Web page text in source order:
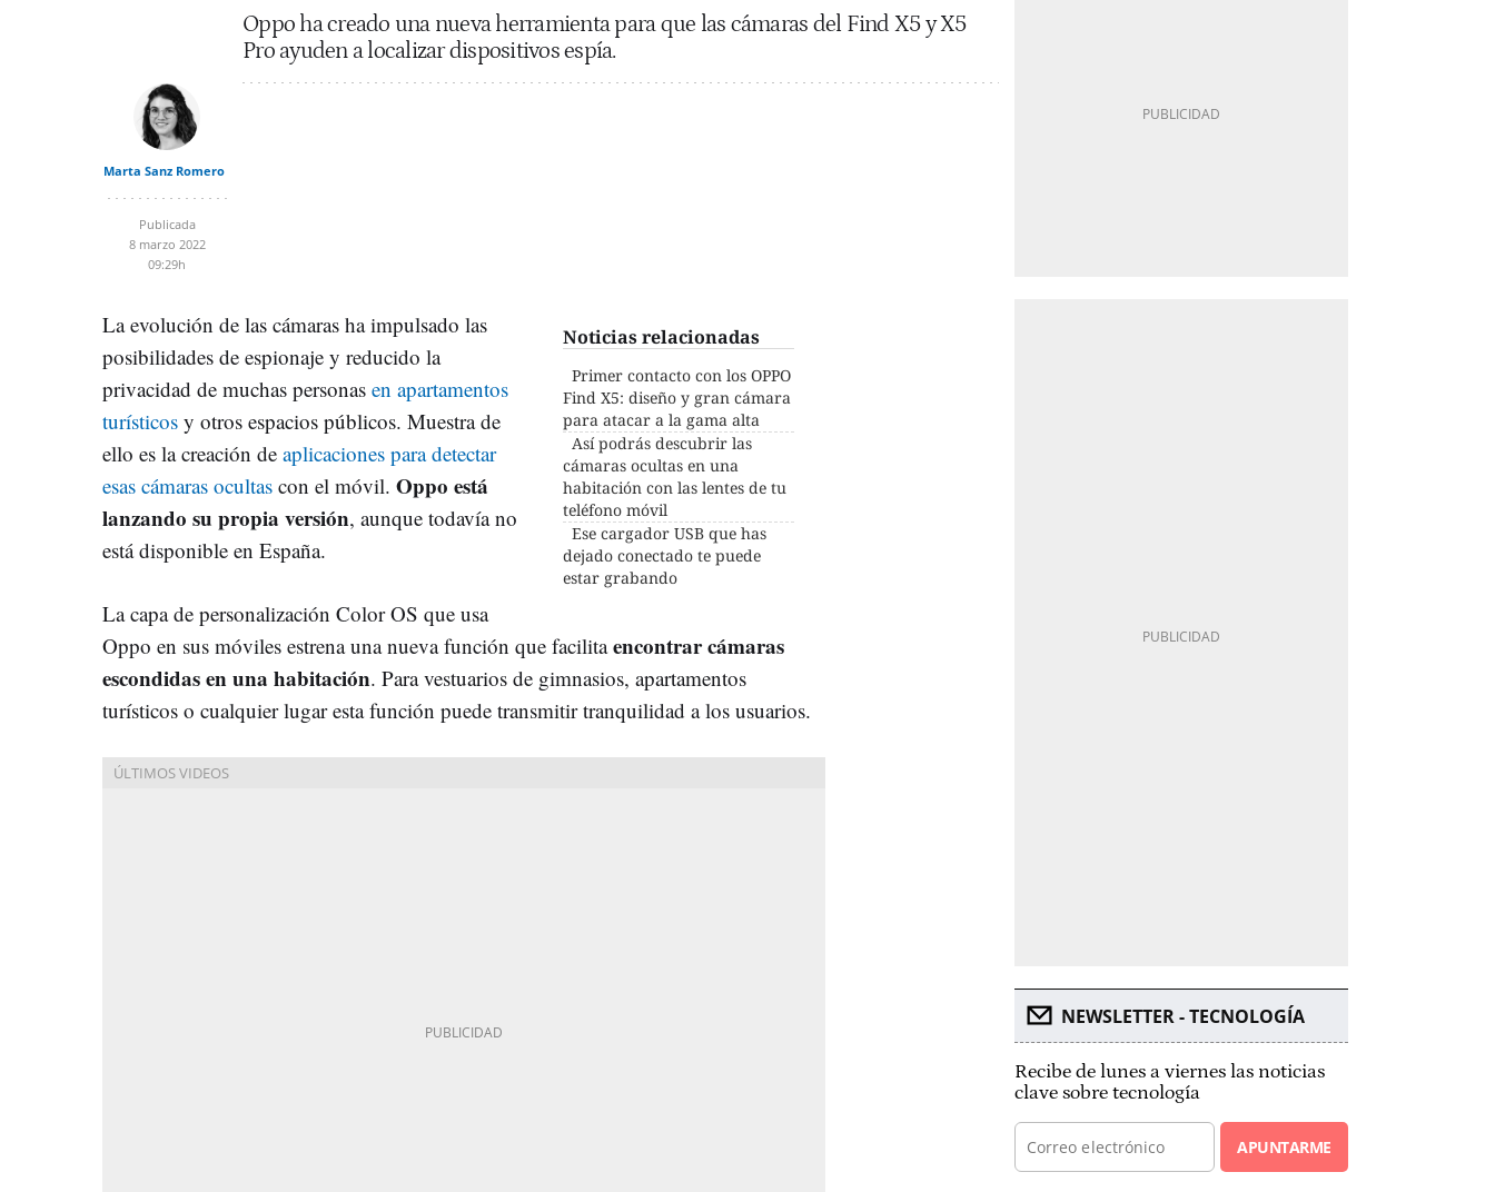
Oppo ha creado una nueva herramienta para que las cámaras del Find X5 y X5
Pro ayuden a localizar dispositivos espía.
Marta Sanz Romero
Publicada
8 marzo 2022
09:29h
Noticias relacionadas
Primer contacto con los OPPO
Find X5: diseño y gran cámara
para atacar a la gama alta
Así podrás descubrir las
cámaras ocultas en una
habitación con las lentes de tu
teléfono móvil
Ese cargador USB que has
dejado conectado te puede
estar grabando
La evolución de las cámaras ha impulsado las
posibilidades de espionaje y reducido la
privacidad de muchas personas en apartamentos
turísticos y otros espacios públicos. Muestra de
ello es la creación de aplicaciones para detectar
esas cámaras ocultas con el móvil. Oppo está
lanzando su propia versión, aunque todavía no
está disponible en España.
La capa de personalización Color OS que usa
Oppo en sus móviles estrena una nueva función que facilitaencontrar cámaras
escondidas en una habitación. Para vestuarios de gimnasios, apartamentos
turísticos o cualquier lugar esta función puede transmitir tranquilidad a los usuarios.
NEWSLETTER - TECNOLOGÍA
Recibe de lunes a viernes las noticias
clave sobre tecnología
APUNTARME